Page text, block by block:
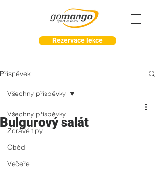
Rezervace lekce
Příspěvek
Všechny příspěvky
Zdravé tipy
Oběd
Večeře
Všechny příspěvky
Bulgurový salát